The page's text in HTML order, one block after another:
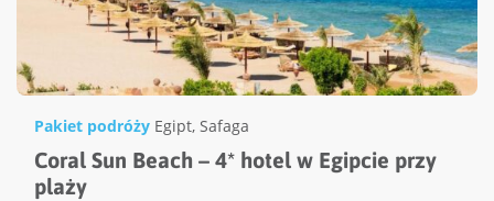
Pakiet podróży Egipt, Safaga
Coral Sun Beach – 4* hotel w Egipcie przy
plaży